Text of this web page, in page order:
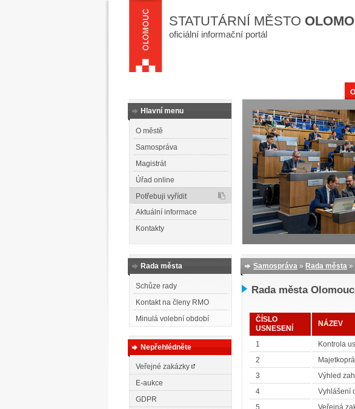
STATUTÁRNÍ MĚSTO
oficiální informační portál
Hlavní menu
O městě
Samospráva
Magistrát
Úřad online
Potřebuji vyřídit
Aktuální informace
Kontakty
Rada města
Schůze rady
Kontakt na členy RMO
Minulá volební období
Nepřehlédněte
Veřejné zakázky
E-aukce
GDPR
Samospráva » Rada města »
Rada města
ČÍSLO
USNESENÍ
NÁZEV
1
Kontrola
2
3
Výhled
4
Vyhlášení
5
Veřejná